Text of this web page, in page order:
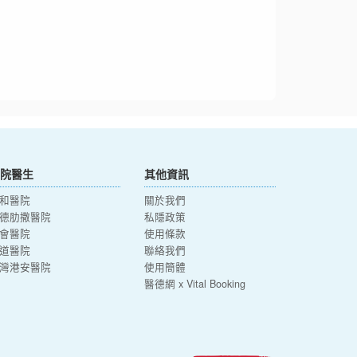
醫生
醫院
肋撒醫院
醫院
醫院
港安醫院
其他資訊
關於我們
私隱政策
使用條款
聯絡我們
使用簡體
醫德網 x Vital Booking